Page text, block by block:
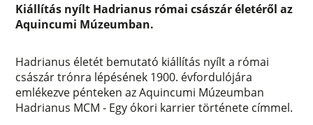
Kiállítás nyílt Hadrianus római császár életéről az
Aquincumi Múzeumban.
Hadrianus életét bemutató kiállítás nyílt a római
császár trónra lépésének 1900. évfordulójára
emlékezve pénteken az Aquincumi Múzeumban
Hadrianus MCM - Egy ókori karrier története címmel.